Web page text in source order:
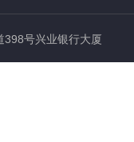
398号兴业银行大厦